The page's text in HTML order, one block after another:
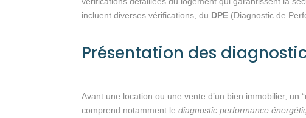
incluent diverses vérifications, du DPE (Diagnostic de
Présentation des
Avant une location ou une vente d’un bien immobilier,
comprend notamment lediagnostic performance